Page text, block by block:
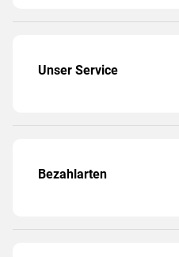
Unser Service
Bezahlarten